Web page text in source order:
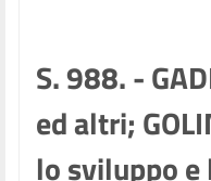
S. 988. -
ed altri;
lo sviluppo